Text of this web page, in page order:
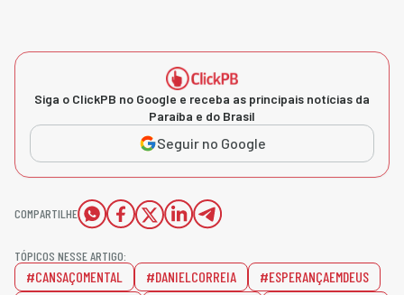
Siga o ClickPB no Google e receba as principais notícias da
Paraíba e do Brasil
Seguir no Google
COMPARTILHE
TÓPICOS NESSE ARTIGO:
#CANSAÇOMENTAL #DANIELCORREIA
#ESPERANÇAEMDEUS